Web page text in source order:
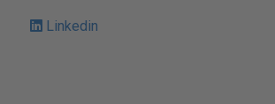
Linkedin